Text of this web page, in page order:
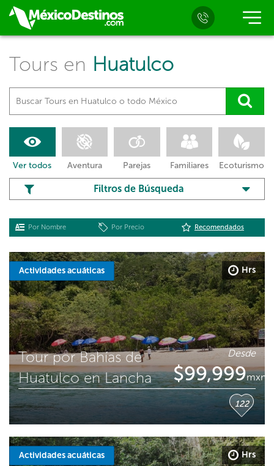
Tours en Huatulco
Ver todos Aventura Parejas Familiares Ecoturismo
Filtros de Búsqueda
Por Nombre Por Precio Recomendados
Actividades acuáticas Hrs
Tour por Bahías de
Huatulco en Lancha
Desde
$99,999mxn
122
Actividades acuáticas Hrs